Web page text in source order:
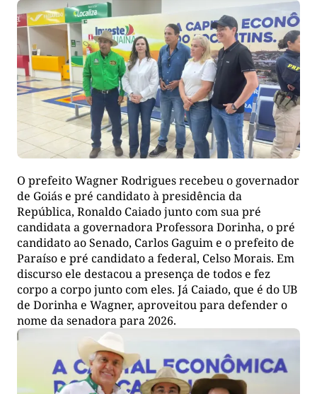
O prefeito Wagner Rodrigues recebeu o governador
de Goiás e pré candidato à presidência da
República, Ronaldo Caiado junto com sua pré
candidata a governadora Professora Dorinha, o pré
candidato ao Senado, Carlos Gaguim e o prefeito de
Paraíso e pré candidato a federal, Celso Morais. Em
discurso ele destacou a presença de todos e fez
corpo a corpo junto com eles. Já Caiado, que é do UB
de Dorinha e Wagner, aproveitou para defender o
nome da senadora para 2026.